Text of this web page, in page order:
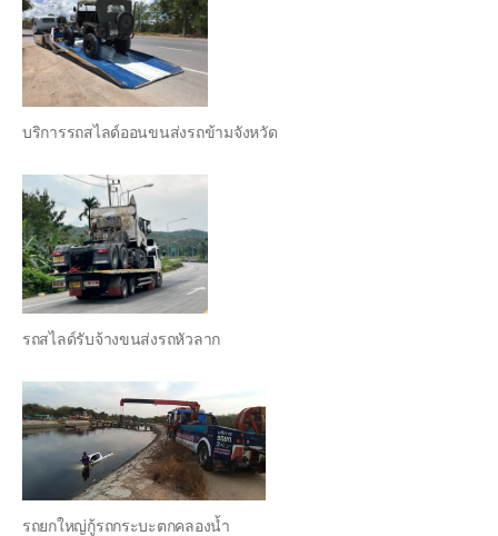
บริการรถสไลด์ออนขนส่งรถข้ามจังหวัด
รถสไลด์รับจ้างขนส่งรถหัวลาก
รถยกใหญ่กู้รถกระบะตกคลองน้ำ